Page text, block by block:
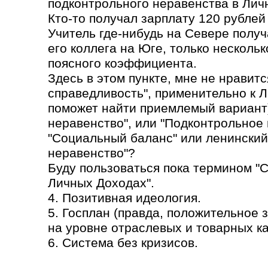
подконтрольного неравенства в
Кто-то получал зарплату 120
Учитель где-нибудь на Севере
его коллега на Юге, только
поясного коэффициента.
Здесь в этом пункте, мне не
справедливость", применительно к
поможет найти приемлемый
неравенство", или
"Социальный баланс" или
неравенство"?
Буду пользоваться пока термином
Личных Доходах".
4. Позитивная идеология.
5. Госплан (правда, положительное
на уровне отраслевых и товарных
6. Система без кризисов.